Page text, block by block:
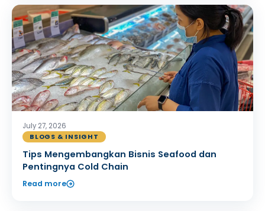
July 27, 2026
BLOGS & INSIGHT
Tips Mengembangkan Bisnis Seafood dan
Pentingnya Cold Chain
Read more